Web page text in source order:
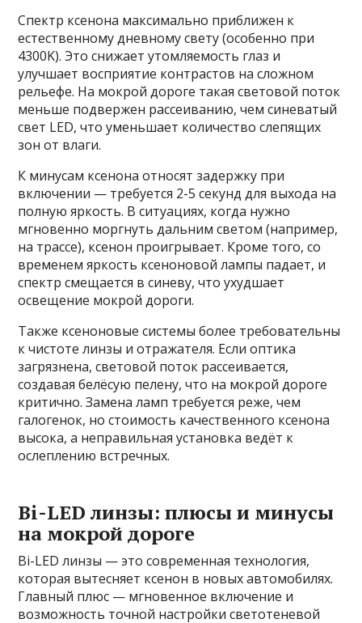
Спектр ксенона максимально приближен к
естественному дневному свету (особенно при
4300K). Это снижает утомляемость глаз и
улучшает восприятие контрастов на сложном
рельефе. На мокрой дороге такая световой поток
меньше подвержен рассеиванию, чем синеватый
свет LED, что уменьшает количество слепящих
зон от влаги.
К минусам ксенона относят задержку при
включении — требуется 2-5 секунд для выхода на
полную яркость. В ситуациях, когда нужно
мгновенно моргнуть дальним светом (например,
на трассе), ксенон проигрывает. Кроме того, со
временем яркость ксеноновой лампы падает, и
спектр смещается в синеву, что ухудшает
освещение мокрой дороги.
Также ксеноновые системы более требовательны
к чистоте линзы и отражателя. Если оптика
загрязнена, световой поток рассеивается,
создавая белёсую пелену, что на мокрой дороге
критично. Замена ламп требуется реже, чем
галогенок, но стоимость качественного ксенона
высока, а неправильная установка ведёт к
ослеплению встречных.
Bi-LED линзы: плюсы и минусы
на мокрой дороге
Bi-LED линзы — это современная технология,
которая вытесняет ксенон в новых автомобилях.
Главный плюс — мгновенное включение и
возможность точной настройки светотеневой